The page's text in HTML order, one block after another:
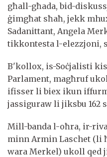
għall-għada, bid-
ġimgħat sħaħ, jekk
Sadanittant, Angela
tikkontesta l-elezzjoni,
B'kollox, is-Soċjalisti
Parlament, magħruf
ifisser li biex ikun
jassiguraw li jiksbu 162
Mill-banda l-oħra, ir-
minn Armin Laschet (li
wara Merkel) ukoll qed